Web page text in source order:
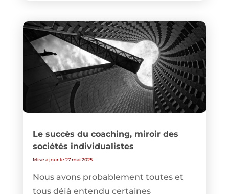
Le succès du coaching, miroir des
sociétés individualistes
Mise à jour le 27 mai 2025
Nous avons probablement toutes et
tous déjà entendu certaines